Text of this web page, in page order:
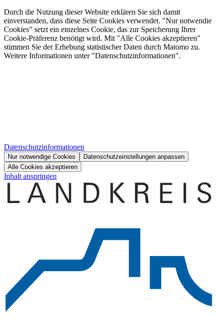
Durch die Nutzung dieser Website erklären Sie sich damit
einverstanden, dass diese Seite Cookies verwendet. "Nur notwendie
Cookies" setzt ein einzelnes Cookie, das zur Speicherung Ihrer
Cookie-Präferenz benötigt wird. Mit "Alle Cookies akzeptieren"
stimmen Sie der Erhebung statistischer Daten durch Matomo zu.
Weitere Informationen unter "Datenschutzinformationen".
Datenschutzinformationen
Nur notwendige Cookies
Datenschutzeinstellungen anpassen
Alle Cookies akzeptieren
Inhalt anspringen